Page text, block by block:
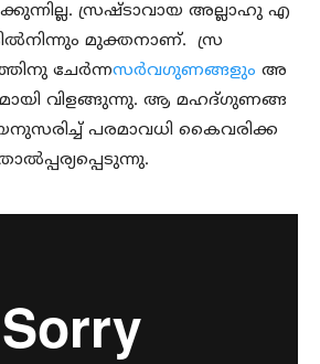
സ്രഷ്ടാവായ അല്ലാഹു എ
മുക്തനാണ്. സ്ര
ചേര്‍ന്നസര്‍വഗുണങ്ങളും അ
വിളങ്ങുന്നു. ആ മഹദ്ഗുണങ്ങ
പരമാവധി കൈവരിക്ക